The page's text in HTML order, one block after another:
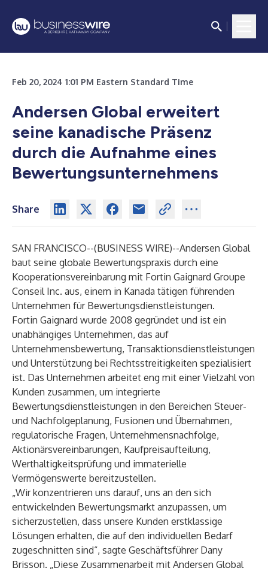
Feb 20, 2024 1:01 PM Eastern Standard Time
Andersen Global erweitert
seine kanadische Präsenz
durch die Aufnahme eines
Bewertungsunternehmens
Share
SAN FRANCISCO--(BUSINESS WIRE)--Andersen Global
baut seine globale Bewertungspraxis durch eine
Kooperationsvereinbarung mit Fortin Gaignard Groupe
Conseil Inc. aus, einem in Kanada tätigen führenden
Unternehmen für Bewertungsdienstleistungen.
Fortin Gaignard wurde 2008 gegründet und ist ein
unabhängiges Unternehmen, das auf
Unternehmensbewertung, Transaktionsdienstleistungen
und Unterstützung bei Rechtsstreitigkeiten spezialisiert
ist. Das Unternehmen arbeitet eng mit einer Vielzahl von
Kunden zusammen, um integrierte
Bewertungsdienstleistungen in den Bereichen Steuer-
und Nachfolgeplanung, Fusionen und Übernahmen,
regulatorische Fragen, Unternehmensnachfolge,
Aktionärsvereinbarungen, Kaufpreisaufteilung,
Werthaltigkeitsprüfung und immaterielle
Vermögenswerte bereitzustellen.
„Wir konzentrieren uns darauf, uns an den sich
entwickelnden Bewertungsmarkt anzupassen, um
sicherzustellen, dass unsere Kunden erstklassige
Lösungen erhalten, die auf den individuellen Bedarf
zugeschnitten sind“, sagte Geschäftsführer Dany
Brisson. „Diese Zusammenarbeit mit Andersen Global